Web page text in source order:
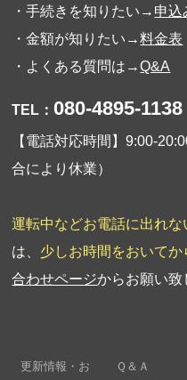
・手続きを知りたい→ 申込
・金額が知りたい→料金表
・よくある質問は→Q&A
TEL： 080-4895-1138
【電話対応時間】9:00-
合により休業）
運転中などお電話に出れな
は、 少しお時間をおいてか
合わせページからお願い致
更新情報・お
Ｑ＆Ａ